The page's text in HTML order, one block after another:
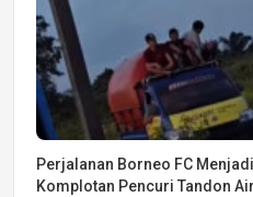
Perjalanan Borneo FC
Komplotan Pencuri Tandon